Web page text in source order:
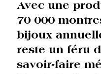
Avec une
70 000
bijoux
reste un féru
savoir-faire